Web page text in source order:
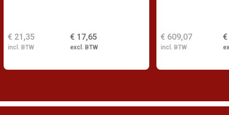
€ 17,65
excl. BTW
€ 21,35
incl. BTW
€
€ 609,07
incl. BTW